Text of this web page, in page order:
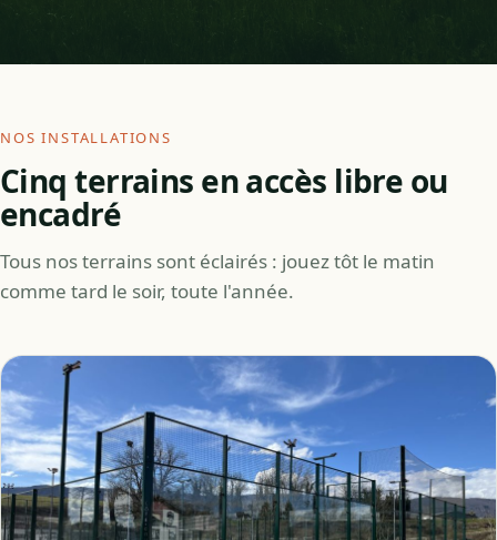
NOS INSTALLATIONS
Cinq terrains en accès libre ou
encadré
Tous nos terrains sont éclairés : jouez tôt le matin
comme tard le soir, toute l'année.